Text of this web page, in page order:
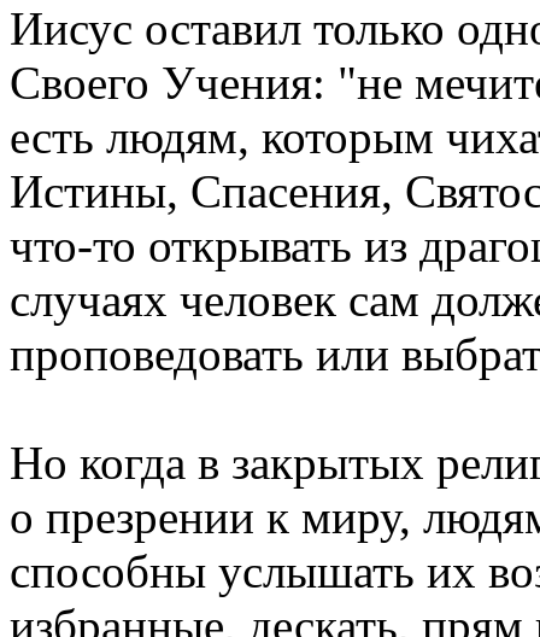
Иисус оставил только
Своего Учения: "не
есть людям, которым
Истины, Спасения,
что-то открывать из
случаях человек сам
проповедовать или
Но когда в закрытых
о презрении к миру,
способны услышать их
избранные, дескать,